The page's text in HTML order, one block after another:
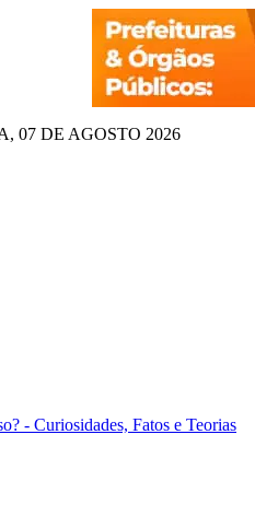
07 DE AGOSTO 2026
- Curiosidades, Fatos e Teorias